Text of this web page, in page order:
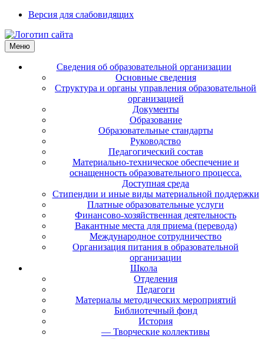
Версия для слабовидящих
Меню
Сведения об образовательной организации
Основные сведения
Структура и органы управления образовательной
организацией
Документы
Образование
Образовательные стандарты
Руководство
Педагогический состав
Материально-техническое обеспечение и
оснащенность образовательного процесса.
Доступная среда
Стипендии и иные виды материальной поддержки
Платные образовательные услуги
Финансово-хозяйственная деятельность
Вакантные места для приема (перевода)
Международное сотрудничество
Организация питания в образовательной
организации
Школа
Отделения
Педагоги
Материалы методических мероприятий
Библиотечный фонд
История
— Творческие коллективы